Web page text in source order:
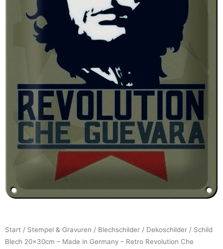
Start / Stempel & Gravuren / Blechschilder / Dekoschilder / Schild
Blech 20x30cm – Made in Germany – Retro Revolution Che